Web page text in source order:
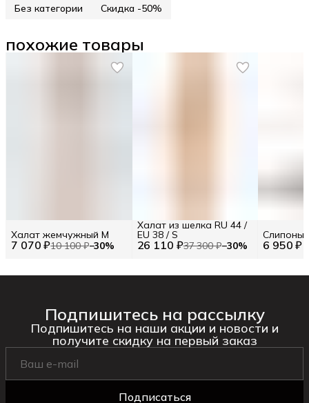
Без категории Скидка -50%
похожие товары
7 070 ₽10 100 ₽−30%
Халат жемчужный M
26 110 ₽37 300 ₽−30%
Халат из шелка RU 44 /
EU 38 / S
6 950 ₽
Слипоны
Подпишитесь на рассылку
Подпишитесь на наши акции и новости и
получите скидку на первый заказ
Подписаться